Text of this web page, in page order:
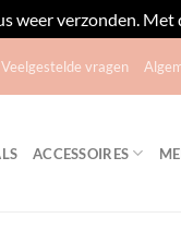
verzonden.
Veelgestelde vragen
ACCESSOIRES